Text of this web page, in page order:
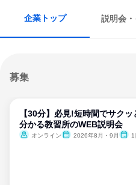
企業トップ 説明会
募集
【30分】必見!短時間でサクッ
分かる教習所のWEB説明会
オンライン 2026年8月・9月 1